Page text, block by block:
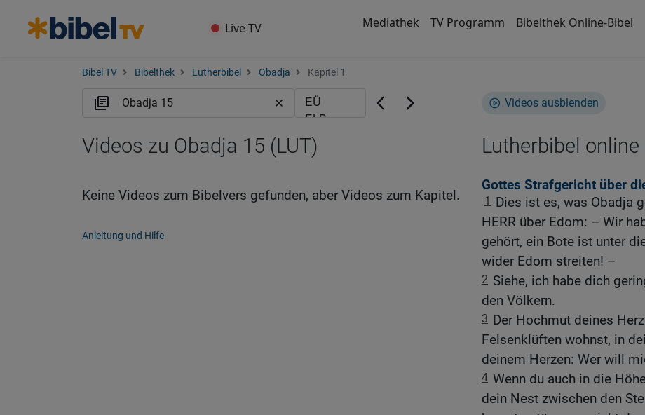
Live TV Mediathek TV Programm Bibelthek Online-Bibel
Bibel TV Bibelthek Lutherbibel Obadja Kapitel 1
Videos ausblenden
Lutherbibel online
Gottes Strafgericht über
1
Dies ist es, was Obadja
HERR über Edom: – Wir
gehört, ein Bote ist unter
wider Edom streiten! –
2 Siehe, ich habe dich
den Völkern.
3 Der Hochmut deines
Felsenklüften wohnst, in
deinem Herzen: Wer will
4 Wenn du auch in die
dein Nest zwischen den
Videos zu Obadja 15 (LUT)
Keine Videos zum Bibelvers gefunden, aber Videos zum Kapitel.
Anleitung und Hilfe